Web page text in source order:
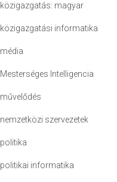
közigazgatás: magyar
közigazgatási informatika
média
Mesterséges Intelligencia
művelődés
nemzetközi szervezetek
politika
politikai informatika